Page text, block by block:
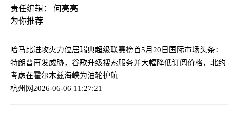
责任编辑： 何亮亮
为你推荐
哈马比进攻火力位居瑞典超级联赛榜首5月20日国际市场头条：
特朗普再发威胁，谷歌升级搜索服务并大幅降低订阅价格，北约
考虑在霍尔木兹海峡为油轮护航
杭州网2026-06-06 11:27:21